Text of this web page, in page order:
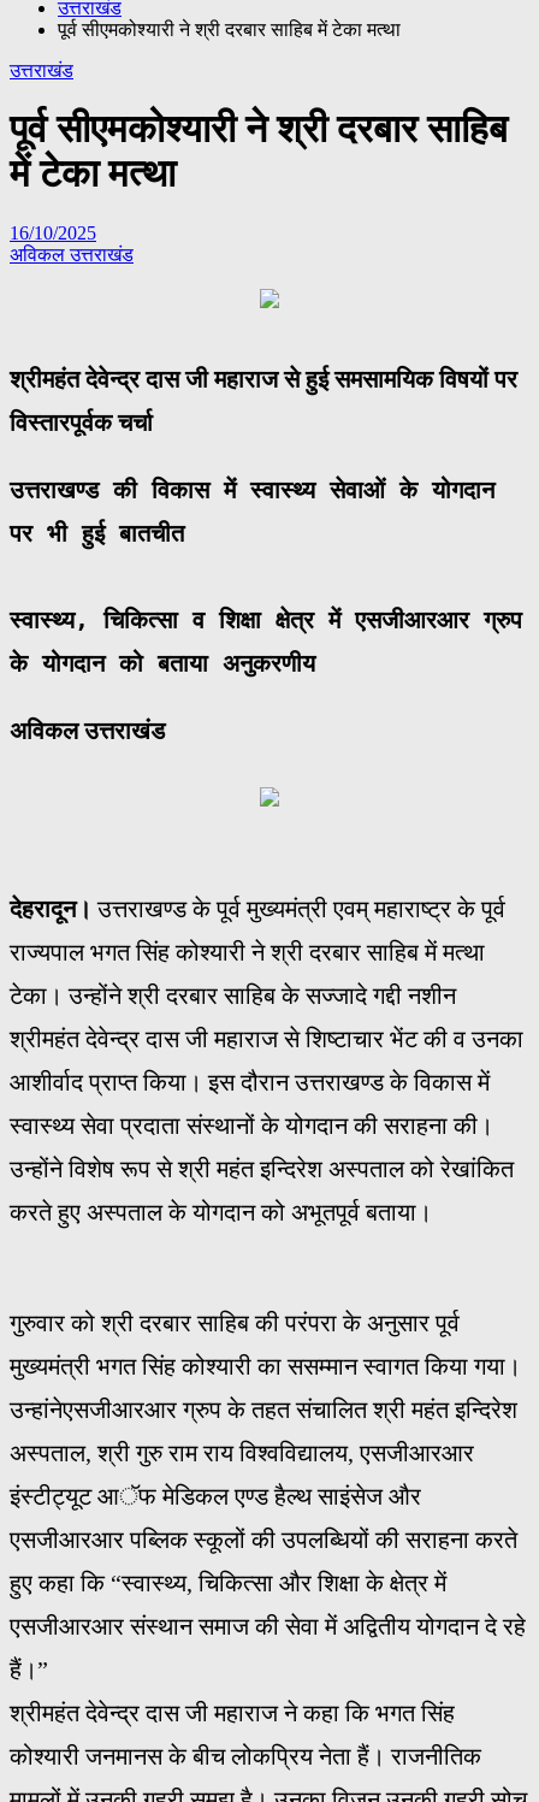
उत्तराखंड
पूर्व सीएमकोश्यारी ने श्री दरबार साहिब में टेका मत्था
उत्तराखंड
पूर्व सीएमकोश्यारी ने श्री दरबार साहिब
में टेका मत्था
16/10/2025
अविकल उत्तराखंड
श्रीमहंत देवेन्द्र दास जी महाराज से हुई समसामयिक विषयों पर
विस्तारपूर्वक चर्चा
उत्तराखण्ड की विकास में स्वास्थ्य सेवाओं के योगदान
स्वास्थ्य, चिकित्सा व शिक्षा क्षेत्र में एसजीआरआर ग्रुप
के योगदान को बताया अनुकरणीय
अविकल उत्तराखंड
देहरादून।उत्तराखण्ड के पूर्व मुख्यमंत्री एवम् महाराष्ट्र के पूर्व
राज्यपाल भगत सिंह कोश्यारी ने श्री दरबार साहिब में मत्था
टेका। उन्होंने श्री दरबार साहिब के सज्जादे गद्दी नशीन
श्रीमहंत देवेन्द्र दास जी महाराज से शिष्टाचार भेंट की व उनका
आशीर्वाद प्राप्त किया। इस दौरान उत्तराखण्ड के विकास में
स्वास्थ्य सेवा प्रदाता संस्थानों के योगदान की सराहना की।
उन्होंने विशेष रूप से श्री महंत इन्दिरेश अस्पताल को रेखांकित
करते हुए अस्पताल के योगदान को अभूतपूर्व बताया।
गुरुवार को श्री दरबार साहिब की परंपरा के अनुसार पूर्व
मुख्यमंत्री भगत सिंह कोश्यारी का ससम्मान स्वागत किया गया।
उन्हांनेएसजीआरआर ग्रुप के तहत संचालित श्री महंत इन्दिरेश
अस्पताल, श्री गुरु राम राय विश्वविद्यालय, एसजीआरआर
इंस्टीट्यूट आॅफ मेडिकल एण्ड हैल्थ साइंसेज और
एसजीआरआर पब्लिक स्कूलों की उपलब्धियों की सराहना करते
हुए कहा कि “स्वास्थ्य, चिकित्सा और शिक्षा के क्षेत्र में
एसजीआरआर संस्थान समाज की सेवा में अद्वितीय योगदान दे रहे
हैं।”
श्रीमहंत देवेन्द्र दास जी महाराज ने कहा कि भगत सिंह
कोश्यारी जनमानस के बीच लोकप्रिय नेता हैं। राजनीतिक